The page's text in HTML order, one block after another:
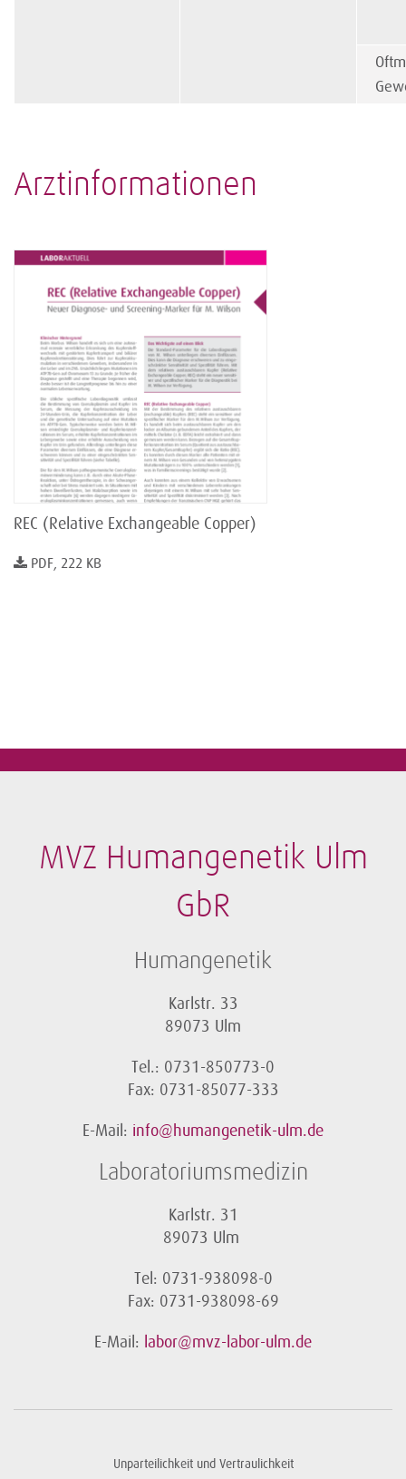
Arztinformationen
REC (Relative Exchangeable Copper)
PDF, 222 KB
MVZ Humangenetik Ulm
GbR
Humangenetik
Karlstr. 33
89073 Ulm
Tel.: 0731-850773-0
Fax: 0731-85077-333
E-Mail: info@humangenetik-ulm.de
Laboratoriumsmedizin
Karlstr. 31
89073 Ulm
Tel: 0731-938098-0
Fax: 0731-938098-69
E-Mail: labor@mvz-labor-ulm.de
Unparteilichkeit und Vertraulichkeit